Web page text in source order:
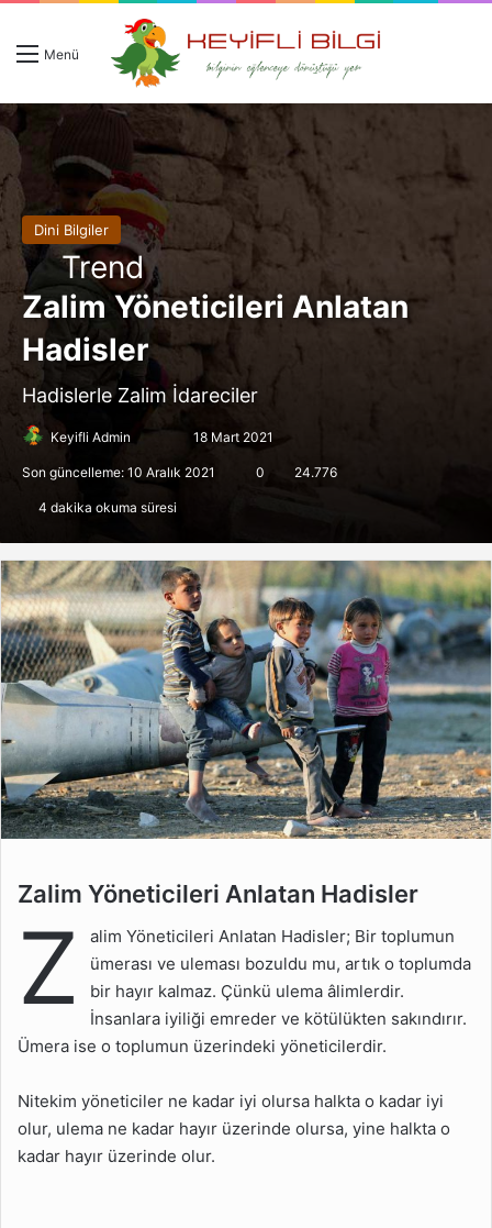
Menü
Dini Bilgiler
Trend
Zalim Yöneticileri Anlatan
Hadisler
Hadislerle Zalim İdareciler
Keyifli Admin
Follow
göndermek
18 Mart 2021
Son güncelleme: 10 Aralık 2021 0 24.776
4 dakika okuma süresi
Zalim Yöneticileri Anlatan
Zalim Yönetici Hadisleri
Zalimin İpi uzun Vakti
Zalim Yöneticileri Anlatan Hadisler
Z
alim Yöneticileri Anlatan Hadisler; Bir toplumun
ümerası ve uleması bozuldu mu, artık o toplumda
bir hayır kalmaz. Çünkü ulema âlimlerdir.
İnsanlara iyiliği emreder ve kötülükten sakındırır.
Ümera ise o toplumun üzerindeki yöneticilerdir.
Nitekim yöneticiler ne kadar iyi olursa halkta o kadar iyi
olur, ulema ne kadar hayır üzerinde olursa, yine halkta o
kadar hayır üzerinde olur.